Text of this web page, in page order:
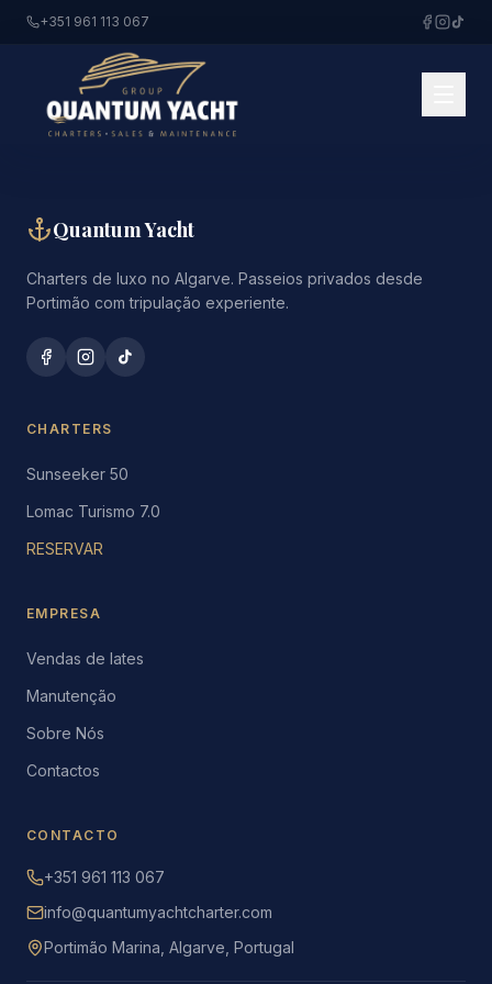
+351 961 113 067
Quantum Yacht
Charters de luxo no Algarve. Passeios privados desde
Portimão com tripulação experiente.
CHARTERS
Sunseeker 50
Lomac Turismo 7.0
RESERVAR
EMPRESA
Vendas de Iates
Manutenção
Sobre Nós
Contactos
CONTACTO
+351 961 113 067
info@quantumyachtcharter.com
Portimão Marina, Algarve, Portugal